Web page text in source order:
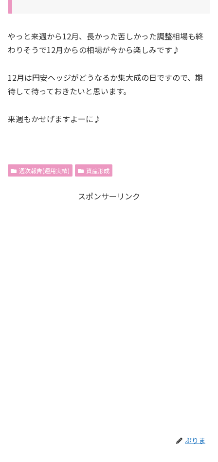
やっと来週から12月、長かった苦しかった調整相場も終
わりそうで12月からの相場が今から楽しみです♪
12月は円安ヘッジがどうなるか集大成の日ですので、期
待して待っておきたいと思います。
来週もかせげますよーに♪
週次報告(運用実績) 資産形成
スポンサーリンク
ぷりま